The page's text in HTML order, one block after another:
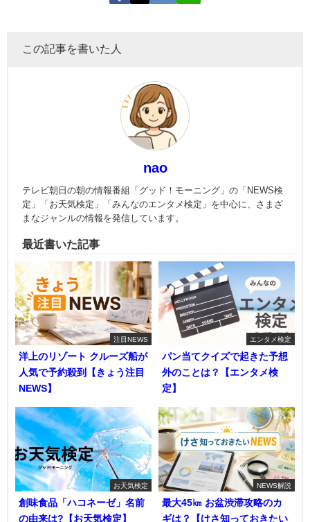
この記事を書いた人
nao
テレビ朝日の朝の情報番組「グッド！モーニング」の「NEWS検
定」「お天気検定」「みんなのエンタメ検定」を中心に、さまざ
まなジャンルの情報を発信しています。
最近書いた記事
注目NEWS
洋上のリゾート クルーズ船が
人気で予約殺到【きょう注目
NEWS】
エンタメ検定
パン当てクイズで起きた予想
外のことは？【エンタメ検
定】
お天気検定
創味食品「ハコネーゼ」名前
の由来は?【お天気検定】
NEWS解説
最大45㎞ お盆渋滞攻略のカ
ギは？【けさ知っておきたい